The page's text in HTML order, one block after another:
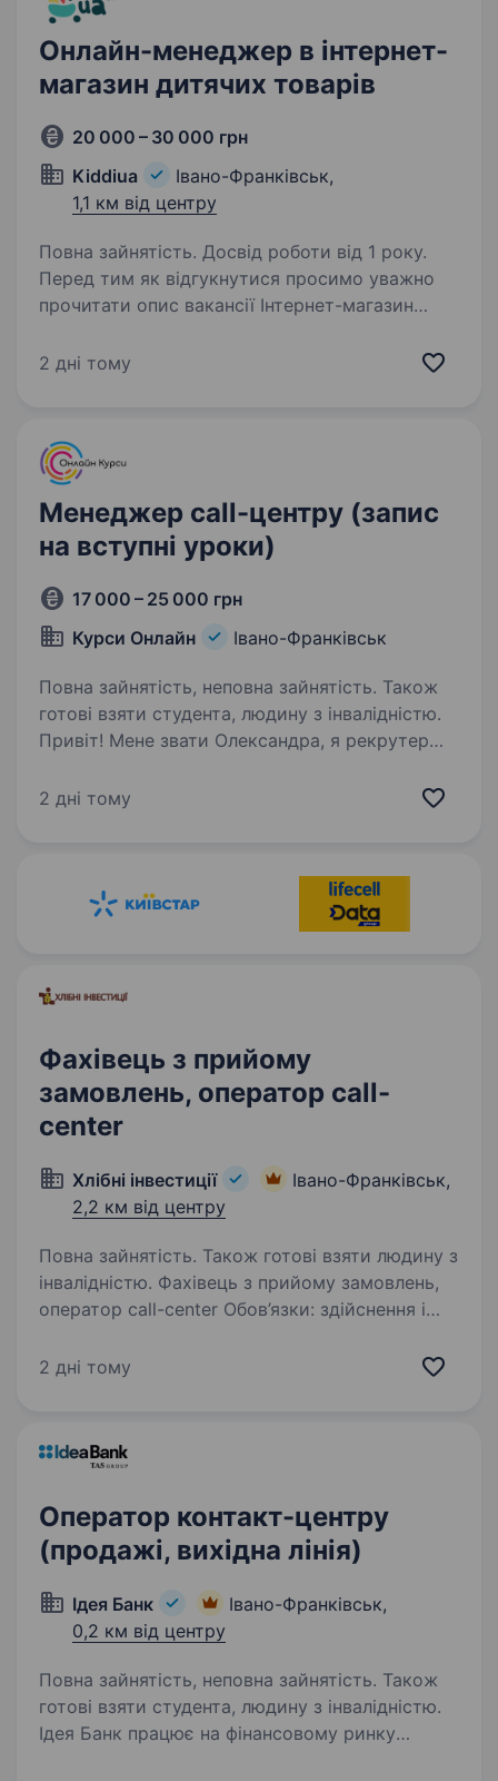
Онлайн-менеджер в інтернет-
магазин дитячих товарів
20 000 – 30 000 грн
Kiddiua
Івано-Франківськ,
1,1 км від центру
Повна зайнятість. Досвід роботи від 1 року.
Перед тим як відгукнутися просимо уважно
прочитати опис вакансії Інтернет-магазин
менеджера в команду. Ми шукаємо людину з
2 дні тому
Менеджер call-центру (запис
на вступні уроки)
17 000 – 25 000 грн
Курси Онлайн
Івано-Франківськ
Повна зайнятість, неповна зайнятість. Також
готові взяти студента, людину з інвалідністю.
Привіт! Мене звати Олександра, я рекрутер
онлайн-школа, де навчання стає живим,
2 дні тому
Фахівець з прийому
замовлень, оператор call-
center
Хлібні інвестиції
Івано-Франківськ,
2,2 км від центру
Повна зайнятість. Також готові взяти людину з
інвалідністю. Фахівець з прийому замовлень,
оператор call-center Обов’язки: здійснення і
заявок на постачання хлібобулочної продукції
2 дні тому
Оператор контакт-центру
(продажі, вихідна лінія)
Ідея Банк
Івано-Франківськ,
0,2 км від центру
Повна зайнятість, неповна зайнятість. Також
готові взяти студента, людину з інвалідністю.
Ідея Банк працює на фінансовому ринку